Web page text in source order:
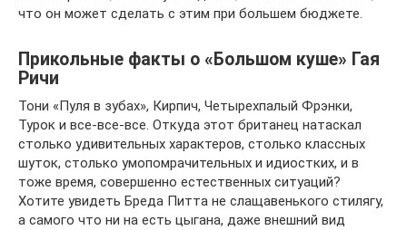
что он может сделать с этим при большем бюджете.
Прикольные факты о «Большом куше» Гая
Ричи
Тони «Пуля в зубах», Кирпич, Четырехпалый Фрэнки,
Турок и все-все-все. Откуда этот британец натаскал
столько удивительных характеров, столько классных
шуток, столько умопомрачительных и идиостких, и в
тоже время, совершенно естественных ситуаций?
Хотите увидеть Бреда Питта не слащавенького стилягу,
а самого что ни на есть цыгана, даже внешний вид